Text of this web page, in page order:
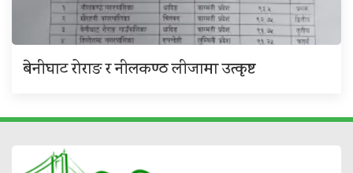
बेनीघाट रोराङ र नीलकण्ठ लीजामा उत्कृष्ट